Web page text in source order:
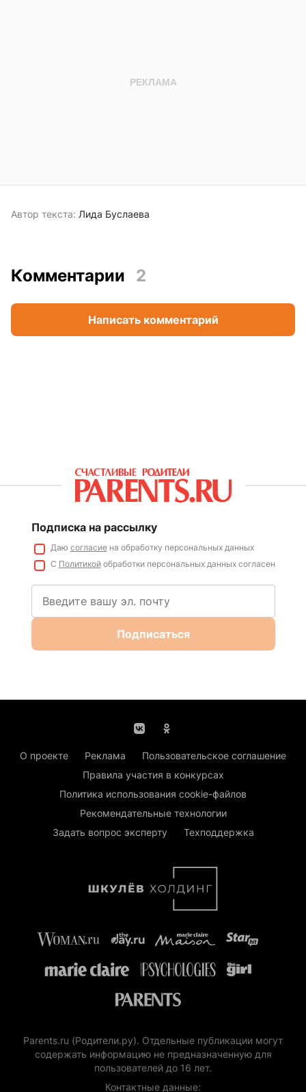
Автор текста: Лида Буслаева
Комментарии 2
Написать комментарий
Подписка на рассылку
Даю согласиена обработку персональных данных
С Политикойобработки персональных данных согласен
Подписаться
О проекте Реклама
Пользовательское соглашение
Правила участия в конкурсах
Политика использования cookie-файлов
Рекомендательные технологии
Задать вопрос эксперту
Техподдержка
Parents.ru (Родители.ру). Отдельные публикации могут
содержать информацию не предназначенную для
пользователей до 16 лет.
Контактные данные: